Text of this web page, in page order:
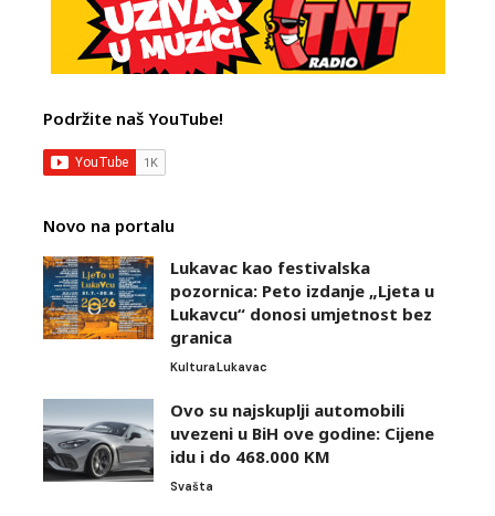
Podržite naš YouTube!
Novo na portalu
Lukavac kao festivalska
pozornica: Peto izdanje „Ljeta u
Lukavcu“ donosi umjetnost bez
granica
KulturaLukavac
Ovo su najskuplji automobili
uvezeni u BiH ove godine: Cijene
idu i do 468.000 KM
Svašta